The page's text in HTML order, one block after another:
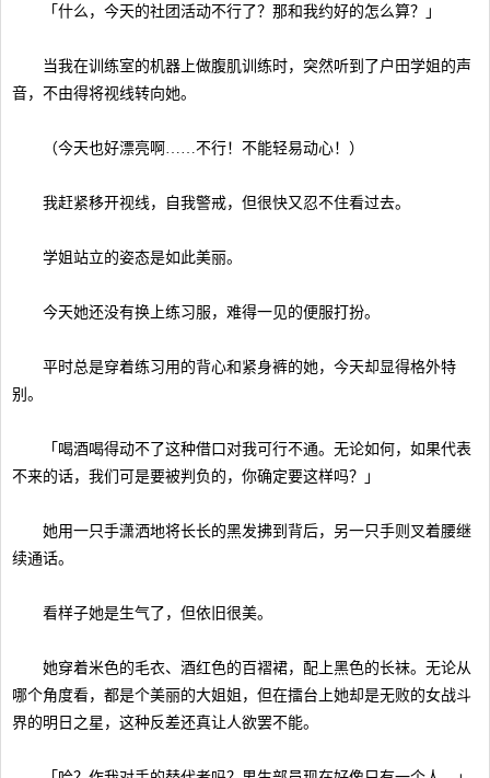
「什么，今天的社团活动不行了？那和我约好的怎么算？」
当我在训练室的机器上做腹肌训练时，突然听到了户田学姐的声
音，不由得将视线转向她。
（今天也好漂亮啊……不行！不能轻易动心！）
我赶紧移开视线，自我警戒，但很快又忍不住看过去。
学姐站立的姿态是如此美丽。
今天她还没有换上练习服，难得一见的便服打扮。
平时总是穿着练习用的背心和紧身裤的她，今天却显得格外特
别。
「喝酒喝得动不了这种借口对我可行不通。无论如何，如果代表
不来的话，我们可是要被判负的，你确定要这样吗？」
她用一只手潇洒地将长长的黑发拂到背后，另一只手则叉着腰继
续通话。
看样子她是生气了，但依旧很美。
她穿着米色的毛衣、酒红色的百褶裙，配上黑色的长袜。无论从
哪个角度看，都是个美丽的大姐姐，但在擂台上她却是无败的女战斗
界的明日之星，这种反差还真让人欲罢不能。